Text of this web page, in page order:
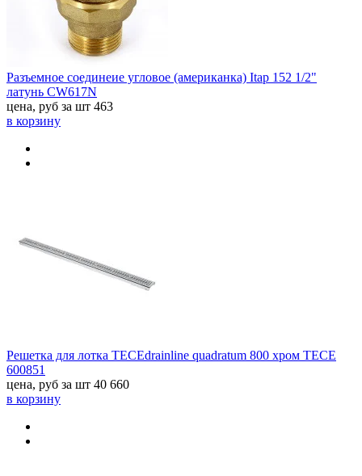
Разъемное соединеие угловое (американка) Itap 152 1/2"
латунь CW617N
цена, руб за шт 463
в корзину
Решетка для лотка TECEdrainline quadratum 800 хром TECE
600851
цена, руб за шт 40 660
в корзину